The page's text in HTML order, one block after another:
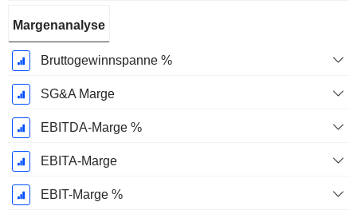
Margenanalyse
Bruttogewinnspanne %
SG&A Marge
EBITDA-Marge %
EBITA-Marge
EBIT-Marge %